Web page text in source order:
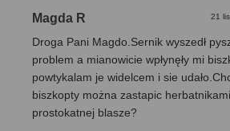
Magda R 21
Droga Pani Magdo.Sernik wyszedł
problem a mianowicie wpłynęły mi
powtykalam je widelcem i sie
biszkopty można zastapic
prostokatnej blasze?